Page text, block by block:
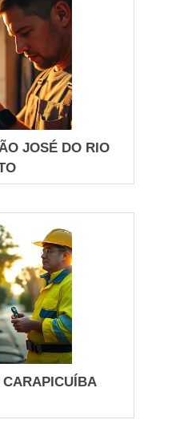
e edifícios,
e acionamento.
SERVIÇO
AMBIENTE
em São Paulo atua
dedicados para ar-
LED e proteção por
foco é reduzir riscos:
de fuga. Peça
antes e depois do
intervenções e evitar
predial, os trabalhos
revisão de
técnicos),
de carga em
JOSÉ DO RIO
CARAPICUÍBA